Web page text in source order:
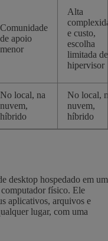
Comunidade
de apoio
menor
Alta
e custo,
escolha
limitada de
hipervisor
No local, na
nuvem,
híbrido
No local,
nuvem,
híbrido
desktop hospedado em um
físico. Ele
aplicativos, arquivos e
lugar, com uma